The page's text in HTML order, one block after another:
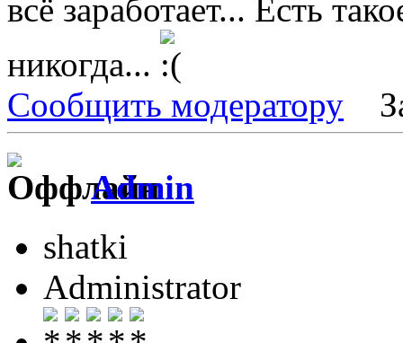
всё заработает... Есть
никогда...
Сообщить модератору
Admin
shatki
Administrator